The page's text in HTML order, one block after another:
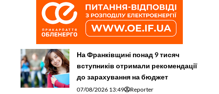
На Франківщині понад 9 тисяч
вступників отримали рекомендації
до зарахування на бюджет
07/08/2026 13:49 Reporter